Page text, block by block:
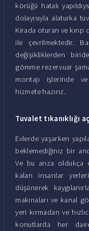
körüğü hatalı
dolayısıyla alaturka
Kirada oturan ve
ile çevrilmektedir.
değişikliklerden
gömme rezervuar
montajı işlerinde ve
hizmete hazırız.
Tuvalet tıkanıklığı
Evlerde yaşarken
beklemediğiniz bir
Ve bu arıza oldukça
kalan insanlar
düşünerek
makinaları ve kanal
yeri kırmadan ve
konutlarda her